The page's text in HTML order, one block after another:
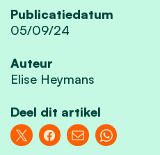
Publicatiedatum
05/09/24
Auteur
Elise Heymans
Deel dit artikel